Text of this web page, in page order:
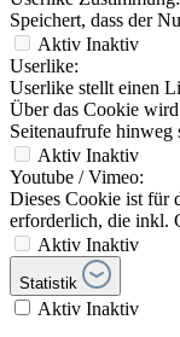
Speichert, dass der
Aktiv Inaktiv
Userlike:
Userlike stellt einen
Über das Cookie
Seitenaufrufe hinweg
Aktiv Inaktiv
Youtube / Vimeo:
Dieses Cookie ist für
erforderlich, die inkl.
Aktiv Inaktiv
Statistik
Aktiv Inaktiv